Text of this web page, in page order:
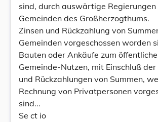
sind, durch auswärtige
Gemeinden des Großherzogthums.
Zinsen und Rückzahlung von
Gemeinden vorgeschossen worden
Bauten oder Ankäufe zum
Gemeinde-Nutzen, mit Einschluß
und Rückzahlungen von Summen,
Rechnung von Privatpersonen
sind...
Se ct io